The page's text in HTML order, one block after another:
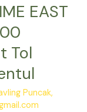
EAST
Tol
Puncak,